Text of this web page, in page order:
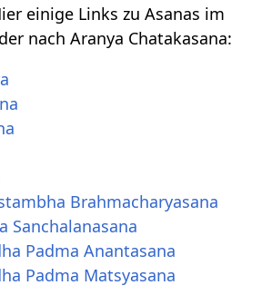
einige Links zu Asanas im
nach Aranya Chatakasana:
Brahmacharyasana
Sanchalanasana
Padma Anantasana
Padma Matsyasana